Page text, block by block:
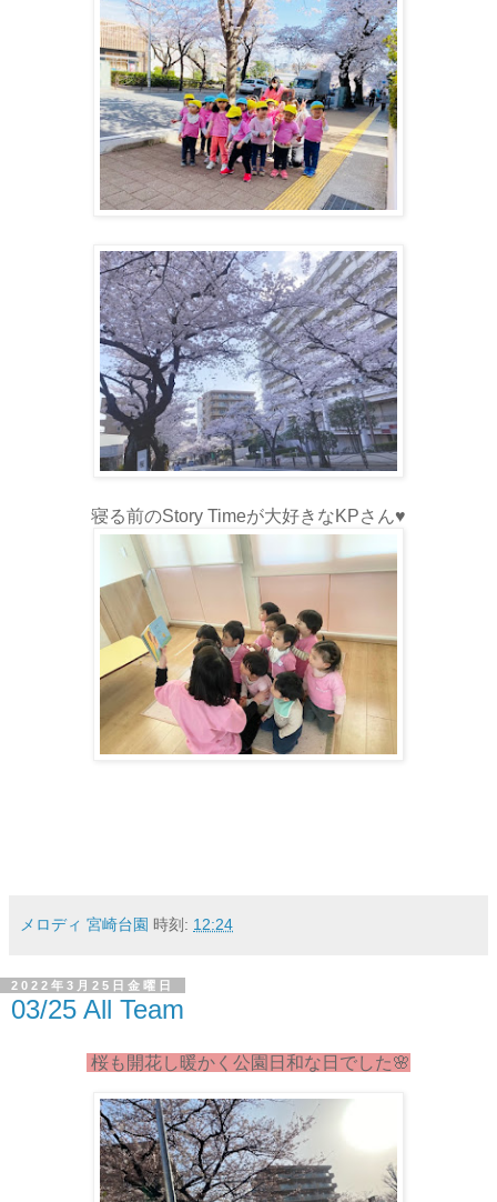
寝る前のStory Timeが大好きなKPさん♥
メロディ 宮崎台園 時刻: 12:24
2022年3月25日金曜日
03/25 All Team
桜も開花し暖かく公園日和な日でした🌸